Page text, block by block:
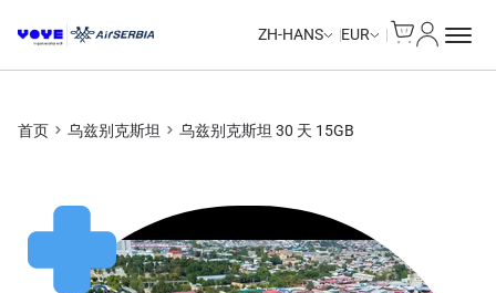
ZH-HANS EUR
首页 乌兹别克斯坦 乌兹别克斯坦 30 天 15GB